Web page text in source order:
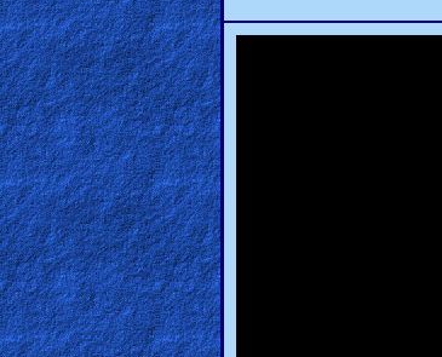
CBN
Videos
🎞
Kids
Videos
🎞
Worship